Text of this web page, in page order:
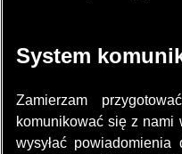
System
Zamierzam
komunikować się z nami
wysyłać